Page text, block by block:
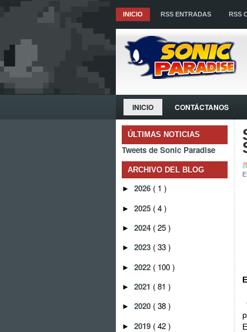
INICIO RSS ENTRADAS RSS
INICIO CONTÁCTANOS
ÚLTIMAS NOTICIAS
Tweets de Sonic Paradise
ARCHIVO DEL BLOG
► 2026 ( 1 )
► 2025 ( 4 )
► 2024 ( 25 )
► 2023 ( 33 )
► 2022 ( 100 )
► 2021 ( 81 )
► 2020 ( 38 )
► 2019 ( 42 )